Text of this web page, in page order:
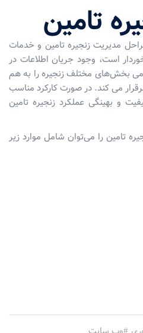
تامین
مدیریت زنجیره تامین و خدمات
است، وجود جریان اطلاعات در
بخش‌های مختلف زنجیره را به هم
می کند. در صورت كاركرد مناسب
و بهینگی عملكرد زنجیره تامین
تامین را می‌توان شامل موارد زیر